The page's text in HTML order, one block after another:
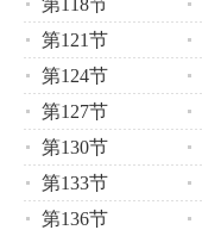
第118节
第121节
第124节
第127节
第130节
第133节
第136节